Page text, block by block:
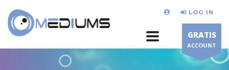
LOG IN
GRATIS
ACCOUNT